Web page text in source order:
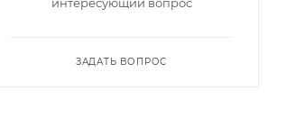
интересующий вопрос
ЗАДАТЬ ВОПРОС